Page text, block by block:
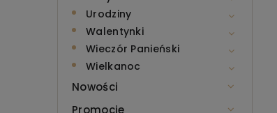
Urodziny
Walentynki
Wieczór Panieński
Wielkanoc
Nowości
Promocje